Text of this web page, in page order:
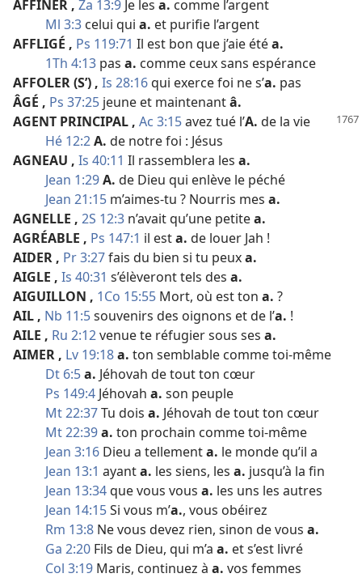
AFFINER , Za 13:9 Je les a. comme l’argent
Ml 3:3 celui qui a. et purifie l’argent
AFFLIGÉ , Ps 119:71 Il est bon que j’aie étéa.
1Th 4:13 pas a. comme ceux sans espérance
AFFOLER (S’) , Is 28:16qui exerce foi ne s’a. pas
ÂGÉ , Ps 37:25 jeune et maintenantâ.
AGENT PRINCIPAL , Ac 3:15avez tué l’A. de la vie
Hé 12:2A. de notre foi : Jésus
AGNEAU , Is 40:11 Il rassemblera les a.
Jean 1:29A. de Dieu qui enlève le péché
Jean 21:15 m’aimes-​tu ? Nourris mes a.
AGNELLE , 2S 12:3 n’avait qu’une petitea.
AGRÉABLE , Ps 147:1 il esta. de louer Jah !
AIDER , Pr 3:27fais du bien si tu peuxa.
AIGLE , Is 40:31 s’élèveront tels des a.
AIGUILLON , 1Co 15:55 Mort, où est ton a. ?
AIL , Nb 11:5souvenirs des oignons et de l’a. !
AILE , Ru 2:12venue te réfugier sous ses a.
AIMER , Lv 19:18a. ton semblable comme toi-​même
Dt 6:5a. Jéhovah de tout ton cœur
Ps 149:4 Jéhovah a. son peuple
Mt 22:37Tu dois a. Jéhovah de tout ton cœur
Mt 22:39a. ton prochain comme toi-​même
Jean 3:16 Dieu a tellementa. le monde qu’il a
Jean 13:1 ayanta. les siens, les a. jusqu’à la fin
Jean 13:34que vous vous a. les uns les autres
Jean 14:15Si vous m’a., vous obéirez
Rm 13:8 Ne vous devez rien, sinon de vous a.
Ga 2:20 Fils de Dieu, qui m’a a. et s’est livré
Col 3:19 Maris, continuez à a. vos femmes